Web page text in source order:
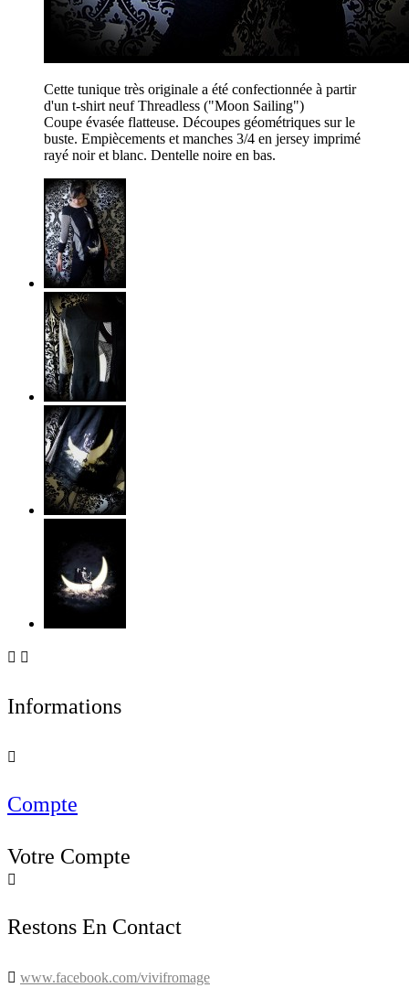
Cette tunique très originale a été confectionnée à partir
d'un t-shirt neuf Threadless ("Moon Sailing")
Coupe évasée flatteuse. Découpes géométriques sur le
buste. Empiècements et manches 3/4 en jersey imprimé
rayé noir et blanc. Dentelle noire en bas.
 
Informations

Compte
Votre Compte

Restons En Contact
 www.facebook.com/vivifromage